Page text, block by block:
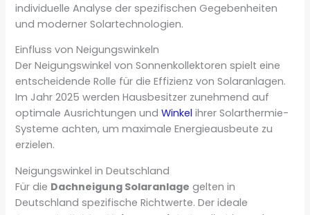
individuelle Analyse der spezifischen Gegebenheiten
und moderner Solartechnologien.
Einfluss von Neigungswinkeln
Der Neigungswinkel von Sonnenkollektoren spielt eine
entscheidende Rolle für die Effizienz von Solaranlagen.
Im Jahr 2025 werden Hausbesitzer zunehmend auf
optimale Ausrichtungen undWinkel ihrer Solarthermie-
Systeme achten, um maximale Energieausbeute zu
erzielen.
Neigungswinkel in Deutschland
Für die Dachneigung Solaranlage gelten in
Deutschland spezifische Richtwerte. Der ideale